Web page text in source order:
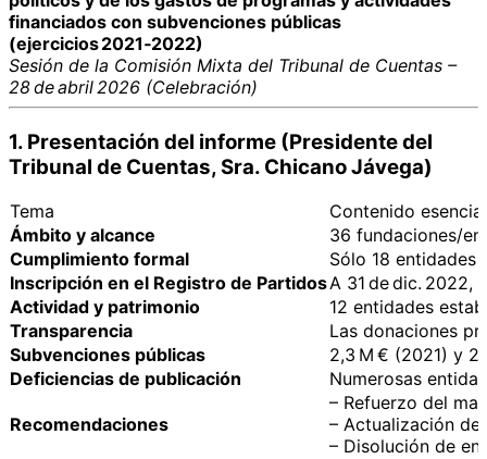
financiados con subvenciones públicas
(ejercicios 2021‑2022)
Sesión de la Comisión Mixta del Tribunal de Cuentas –
28 de abril 2026 (Celebración)
1. Presentación del informe (Presidente del
Tribunal de Cuentas, Sra. Chicano Jávega)
Tema
Contenido
Ámbito y alcance
36 fundaciones/
Cumplimiento formal
Sólo 18 entidades
Inscripción en el Registro de PartidosA 31 de dic. 2022,
Actividad y patrimonio
12 entidades
Transparencia
Las donaciones
Subvenciones públicas
2,3 M € (2021) y
Deficiencias de publicación
Numerosas
Recomendaciones
– Refuerzo del
– Actualización
– Disolución de